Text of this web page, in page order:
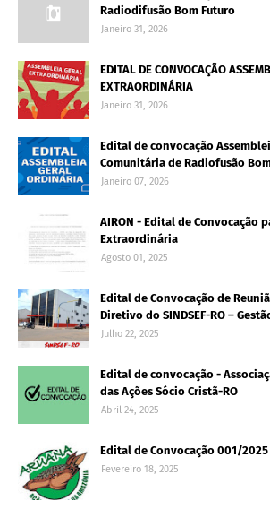
Radiodifusão Bom Futuro
Janeiro 31, 2026
EDITAL DE CONVOCAÇÃO
EXTRAORDINÁRIA
Janeiro 31, 2026
Edital de convocação
Comunitária de Radiofusão
Janeiro 07, 2026
AIRON - Edital de Convocação
Extraordinária
Agosto 01, 2025
Edital de Convocação de
Diretivo do SINDSEF-RO –
Julho 22, 2025
Edital de convocação -
das Ações Sócio Cristã-RO
Abril 24, 2025
Edital de Convocação 001/2025
Fevereiro 18, 2025